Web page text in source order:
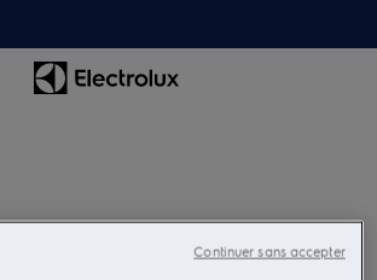
Continuer sans accepter